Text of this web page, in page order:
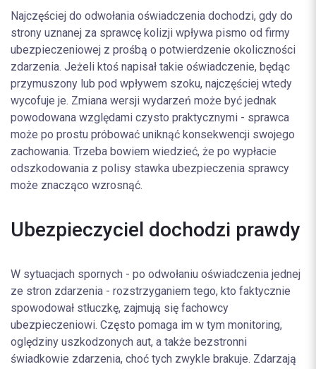
Najczęściej do odwołania oświadczenia dochodzi, gdy do
strony uznanej za sprawcę kolizji wpływa pismo od firmy
ubezpieczeniowej z prośbą o potwierdzenie okoliczności
zdarzenia. Jeżeli ktoś napisał takie oświadczenie, będąc
przymuszony lub pod wpływem szoku, najczęściej wtedy
wycofuje je. Zmiana wersji wydarzeń może być jednak
powodowana względami czysto praktycznymi - sprawca
może po prostu próbować uniknąć konsekwencji swojego
zachowania. Trzeba bowiem wiedzieć, że po wypłacie
odszkodowania z polisy stawka ubezpieczenia sprawcy
może znacząco wzrosnąć.
Ubezpieczyciel dochodzi prawdy
W sytuacjach spornych - po odwołaniu oświadczenia jednej
ze stron zdarzenia - rozstrzyganiem tego, kto faktycznie
spowodował stłuczkę, zajmują się fachowcy
ubezpieczeniowi. Często pomaga im w tym monitoring,
oględziny uszkodzonych aut, a także bezstronni
świadkowie zdarzenia, choć tych zwykle brakuje. Zdarzają